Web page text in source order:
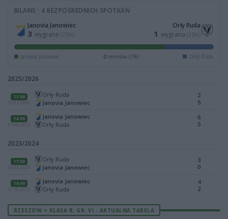
BILANS · 4 BEZPOŚREDNICH SPOTKAŃ
Janovia Janowiec
3 wygrane (75%)
Orły Ruda
1 wygrana (25%)
Janovia Janowiec 0remisów (0%) Orły Ruda
2025/2026
11:00
22.03.2026
Orły Ruda
Janovia Janowiec
2
5
14:00
17.08.2025
Janovia Janowiec
Orły Ruda
6
5
2023/2024
17:00
25.05.2024
Orły Ruda
Janovia Janowiec
3
0
14:00
01.10.2023
Janovia Janowiec
Orły Ruda
4
2
RZESZÓW > KLASA B, GR. VI - AKTUALNA TABELA